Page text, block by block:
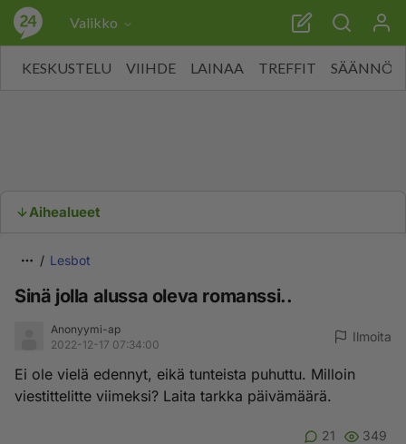
Valikko
KESKUSTELU VIIHDE LAINAA TREFFIT SÄÄNNÖT
Aihealueet
Lesbot
Sinä jolla alussa oleva romanssi..
Anonyymi-ap
2022-12-17 07:34:00
Ilmoita
Ei ole vielä edennyt, eikä tunteista puhuttu. Milloin
viestittelitte viimeksi? Laita tarkka päivämäärä.
21 349